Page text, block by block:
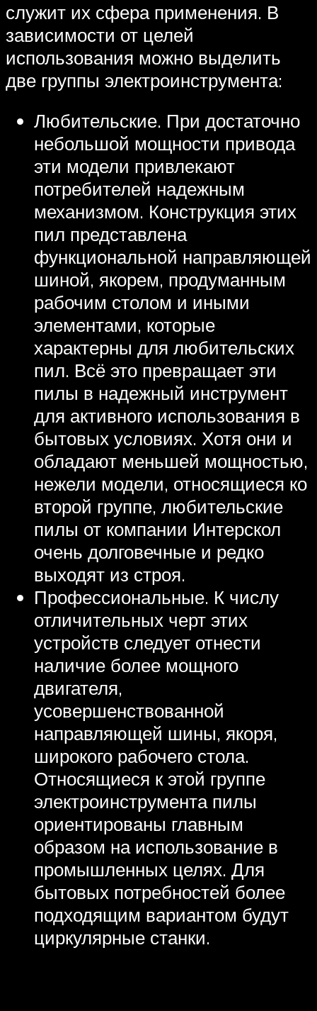
служит их сфера применения. В
зависимости от целей
использования можно выделить
две группы электроинструмента:
Любительские. При достаточно
небольшой мощности привода
эти модели привлекают
потребителей надежным
механизмом. Конструкция этих
пил представлена
функциональной направляющей
шиной, якорем, продуманным
рабочим столом и иными
элементами, которые
характерны для любительских
пил. Всё это превращает эти
пилы в надежный инструмент
для активного использования в
бытовых условиях. Хотя они и
обладают меньшей мощностью,
нежели модели, относящиеся ко
второй группе, любительские
пилы от компании Интерскол
очень долговечные и редко
выходят из строя.
Профессиональные. К числу
отличительных черт этих
устройств следует отнести
наличие более мощного
двигателя,
усовершенствованной
направляющей шины, якоря,
широкого рабочего стола.
Относящиеся к этой группе
электроинструмента пилы
ориентированы главным
образом на использование в
промышленных целях. Для
бытовых потребностей более
подходящим вариантом будут
циркулярные станки.